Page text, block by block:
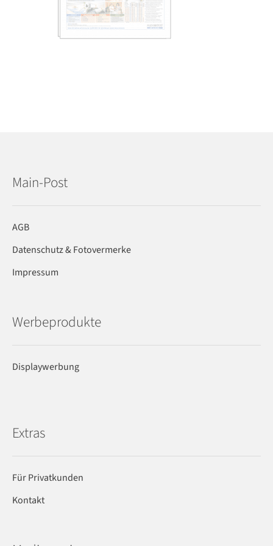
Main-Post
AGB
Datenschutz & Fotovermerke
Impressum
Werbeprodukte
Displaywerbung
Extras
Für Privatkunden
Kontakt